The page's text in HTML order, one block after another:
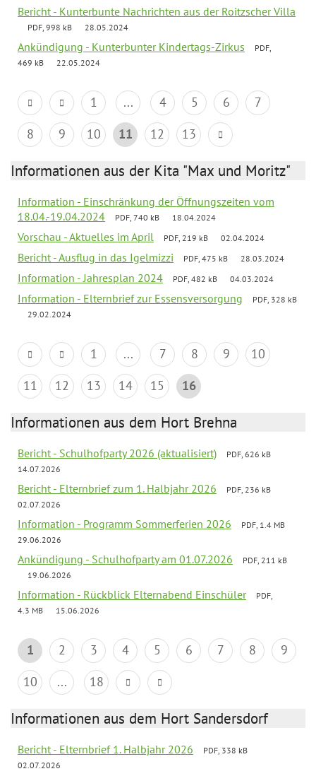
Bericht - Kunterbunte Nachrichten aus der Roitzscher Villa
PDF, 998 kB 28.05.2024
Ankündigung - Kunterbunter Kindertags-Zirkus
PDF,
469 kB
22.05.2024
1 ... 4 5 6
7
8
9 10 11 12 13
Informationen aus der Kita "Max und Moritz"
Information - Einschränkung der Öffnungszeiten vom
18.04.-19.04.2024
PDF, 740 kB 18.04.2024
Vorschau - Aktuelles im April PDF, 219 kB 02.04.2024
Bericht - Ausflug in das Igelmizzi PDF, 475 kB 28.03.2024
Information - Jahresplan 2024 PDF, 482 kB 04.03.2024
Information - Elternbrief zur Essensversorgung
PDF, 328 kB
29.02.2024
1 ... 7 8 9
10
11
12 13 14 15 16
Informationen aus dem Hort Brehna
Bericht - Schulhofparty 2026 (aktualisiert)
PDF, 626 kB
14.07.2026
Bericht - Elternbrief zum 1. Halbjahr 2026
PDF, 236 kB
02.07.2026
Information - Programm Sommerferien 2026
PDF, 1.4 MB
29.06.2026
Ankündigung - Schulhofparty am 01.07.2026
PDF, 211 kB
19.06.2026
Information - Rückblick Elternabend Einschüler
PDF,
4.3 MB
15.06.2026
1 2 3 4 5 6 7 8
9
10
... 18
Informationen aus dem Hort Sandersdorf
Bericht - Elternbrief 1. Halbjahr 2026
PDF, 338 kB
02.07.2026